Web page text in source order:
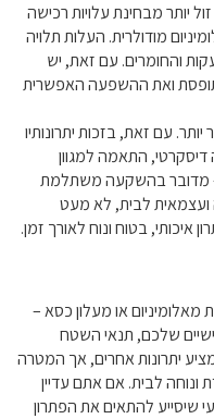
יותר מבחינת עלויות רכישה
מודולרית. העלות תלויה
והחומרים. עם זאת, יש
ואת ההשפעה האפשרית
עם זאת, בזכות יתרונותיו
התאמה למגוון
– מדובר בהשקעה משתלמת
ועצמאית לבית, לא מעט
איכותי, בטוח ונוח לאורך זמן.
או מעלון כסא –
שלכם, תנאי השטח
יתרונות אחרים, אך המטרה
לבית. אם אתם עדיין
שיסייע להתאים את הפתרון